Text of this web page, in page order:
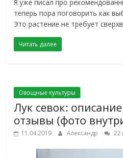
Я уже писал про
теперь пора поговорить как
Это растение не требует
Читать далее
Овощные культуры
Лук севок:
отзывы (фото
11.04.2019 Александр 22